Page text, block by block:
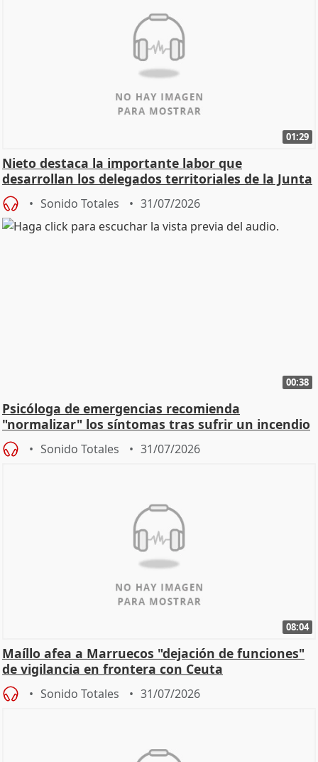
01:29
Nieto destaca la importante labor que
desarrollan los delegados territoriales de la Junta
Sonido Totales 31/07/2026
00:38
Psicóloga de emergencias recomienda
"normalizar" los síntomas tras sufrir un incendio
Sonido Totales 31/07/2026
08:04
Maíllo afea a Marruecos "dejación de funciones"
de vigilancia en frontera con Ceuta
Sonido Totales 31/07/2026